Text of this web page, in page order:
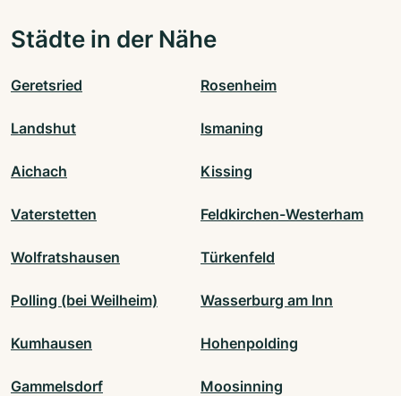
Städte in der Nähe
Geretsried Rosenheim
Landshut Ismaning
Aichach Kissing
Vaterstetten Feldkirchen-Westerham
Wolfratshausen Türkenfeld
Polling (bei Weilheim) Wasserburg am Inn
Kumhausen Hohenpolding
Gammelsdorf Moosinning